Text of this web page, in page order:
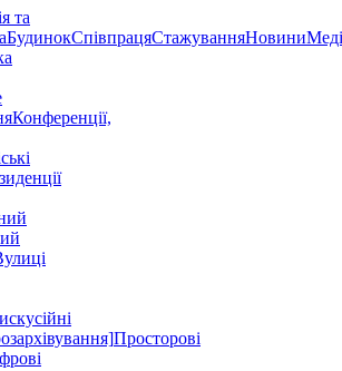
та
БудинокСпівпрацяСтажуванняНовини
Конференції,
Просторові